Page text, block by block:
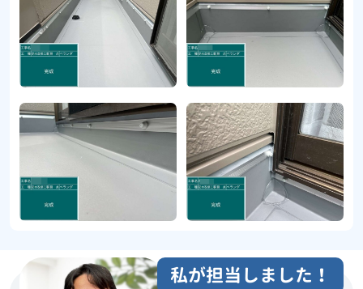
私が担当しました！